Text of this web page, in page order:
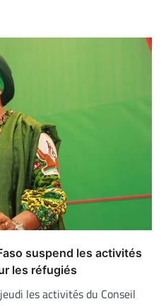
suspend les activités
les réfugiés
les activités du Conseil